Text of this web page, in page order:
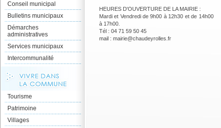
Conseil municipal
Bulletins municipaux
Démarches
administratives
Services municipaux
Intercommunalité
Tourisme
Patrimoine
Villages
HEURES D'OUVERTURE DE LA MAIRIE :
Mardi et Vendredi de 9h00 à 12h30 et de 14h00
à 17h00.
Tél : 04 71 59 50 45
mail : mairie@chaudeyrolles.fr